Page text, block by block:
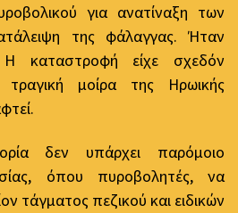
για ανατίναξη των
της φάλαγγας. Ήταν
καταστροφή είχε σχεδόν
τραγική μοίρα της Ηρωικής
δεν υπάρχει παρόμοιο
όπου πυροβολητές, να
τάγματος πεζικού και ειδικών